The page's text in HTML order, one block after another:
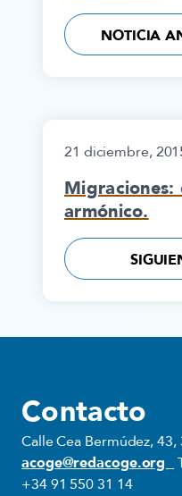
NOTICIA
21 diciembre,
armónico.
Contacto
Calle Cea Bermúdez,
acoge@redacoge.org
+34 91 550 31 14